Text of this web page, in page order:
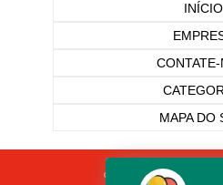
INÍCIO
MAPA
Copyright © Pronto Socorro Das